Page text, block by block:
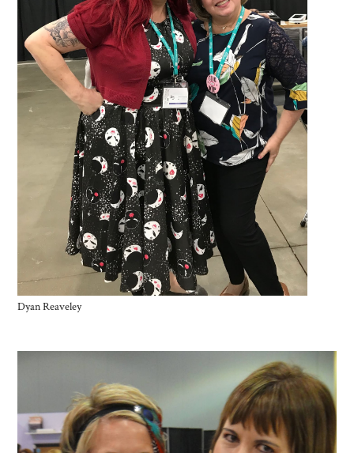
Dyan Reaveley